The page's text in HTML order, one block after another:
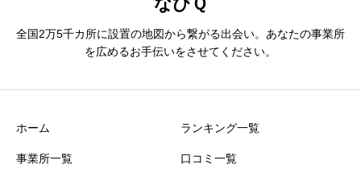
全国2万5千カ所に設置の地図から繋がる出会い。あなたの事業所
を広めるお手伝いをさせてください。
ホーム
事業所一覧
ランキング一覧
口コミ一覧